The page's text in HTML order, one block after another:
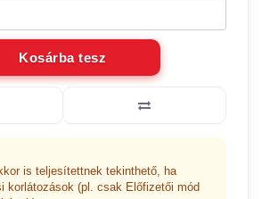
Kosárba tesz
is teljesítettnek tekinthető, ha
korlátozások (pl. csak Előfizetői mód